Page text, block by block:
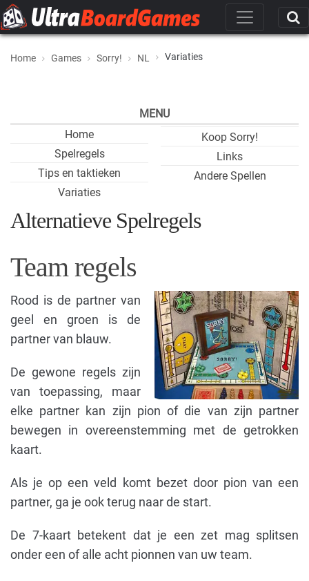
Home Games Sorry! NL Variaties
MENU
Home
Spelregels
Tips en taktieken
Variaties
Koop Sorry!
Links
Andere Spellen
Alternatieve Spelregels
Team regels
Rood is de partner van
geel en groen is de
partner van blauw.
De gewone regels zijn
van toepassing, maar
elke partner kan zijn pion of die van zijn partner
bewegen in overeenstemming met de getrokken
kaart.
Als je op een veld komt bezet door pion van een
partner, ga je ook terug naar de start.
De 7-kaart betekent dat je een zet mag splitsen
onder een of alle acht pionnen van uw team.